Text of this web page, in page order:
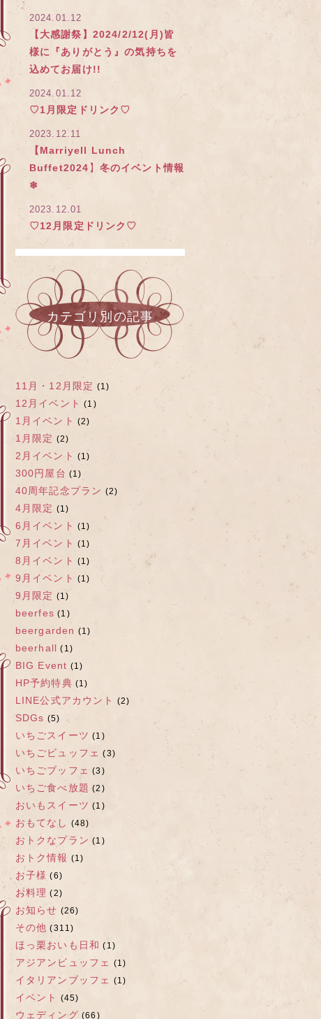
2024.01.12
【大感謝祭】2024/2/12(月)皆
様に『ありがとう』の気持ちを
込めてお届け!!
2024.01.12
♡1月限定ドリンク♡
2023.12.11
【Marriyell Lunch
Buffet2024】冬のイベント情報
❄︎
2023.12.01
♡12月限定ドリンク♡
カテゴリ別の記事
11月・12月限定 (1)
12月イベント (1)
1月イベント (2)
1月限定 (2)
2月イベント (1)
300円屋台 (1)
40周年記念プラン (2)
4月限定 (1)
6月イベント (1)
7月イベント (1)
8月イベント (1)
9月イベント (1)
9月限定 (1)
beerfes (1)
beergarden (1)
beerhall (1)
BIG Event (1)
HP予約特典 (1)
LINE公式アカウント (2)
SDGs (5)
いちごスイーツ (1)
いちごビュッフェ (3)
いちごブッフェ (3)
いちご食べ放題 (2)
おいもスイーツ (1)
おもてなし (48)
おトクなプラン (1)
おトク情報 (1)
お子様 (6)
お料理 (2)
お知らせ (26)
その他 (311)
ほっ栗おいも日和 (1)
アジアンビュッフェ (1)
イタリアンブッフェ (1)
イベント (45)
ウェディング (66)